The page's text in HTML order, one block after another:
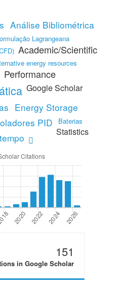
Análise Bibliométrica
Lagrangeana
energy resources
Energy Storage
PID Baterias
Academic/Scientific
Performance
Google Scholar
Statistics
151
in Google Scholar